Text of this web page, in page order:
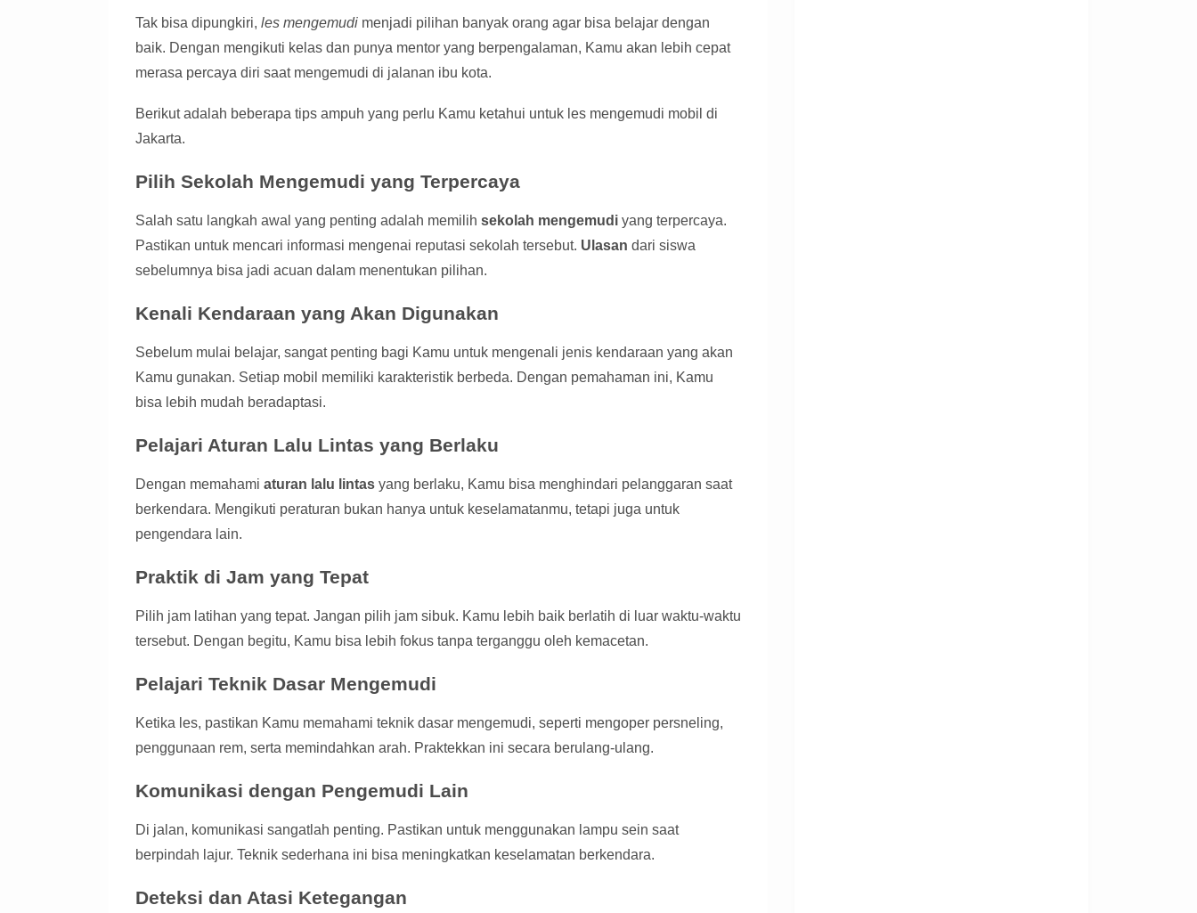
Tak bisa dipungkiri, les mengemudi menjadi pilihan banyak orang agar bisa belajar dengan
baik. Dengan mengikuti kelas dan punya mentor yang berpengalaman, Kamu akan lebih cepat
merasa percaya diri saat mengemudi di jalanan ibu kota.
Berikut adalah beberapa tips ampuh yang perlu Kamu ketahui untuk les mengemudi mobil di
Jakarta.
Pilih Sekolah Mengemudi yang Terpercaya
Salah satu langkah awal yang penting adalah memilih sekolah mengemudi yang terpercaya.
Pastikan untuk mencari informasi mengenai reputasi sekolah tersebut. Ulasan dari siswa
sebelumnya bisa jadi acuan dalam menentukan pilihan.
Kenali Kendaraan yang Akan Digunakan
Sebelum mulai belajar, sangat penting bagi Kamu untuk mengenali jenis kendaraan yang akan
Kamu gunakan. Setiap mobil memiliki karakteristik berbeda. Dengan pemahaman ini, Kamu
bisa lebih mudah beradaptasi.
Pelajari Aturan Lalu Lintas yang Berlaku
Dengan memahami aturan lalu lintas yang berlaku, Kamu bisa menghindari pelanggaran saat
berkendara. Mengikuti peraturan bukan hanya untuk keselamatanmu, tetapi juga untuk
pengendara lain.
Praktik di Jam yang Tepat
Pilih jam latihan yang tepat. Jangan pilih jam sibuk. Kamu lebih baik berlatih di luar waktu-waktu
tersebut. Dengan begitu, Kamu bisa lebih fokus tanpa terganggu oleh kemacetan.
Pelajari Teknik Dasar Mengemudi
Ketika les, pastikan Kamu memahami teknik dasar mengemudi, seperti mengoper persneling,
penggunaan rem, serta memindahkan arah. Praktekkan ini secara berulang-ulang.
Komunikasi dengan Pengemudi Lain
Di jalan, komunikasi sangatlah penting. Pastikan untuk menggunakan lampu sein saat
berpindah lajur. Teknik sederhana ini bisa meningkatkan keselamatan berkendara.
Deteksi dan Atasi Ketegangan